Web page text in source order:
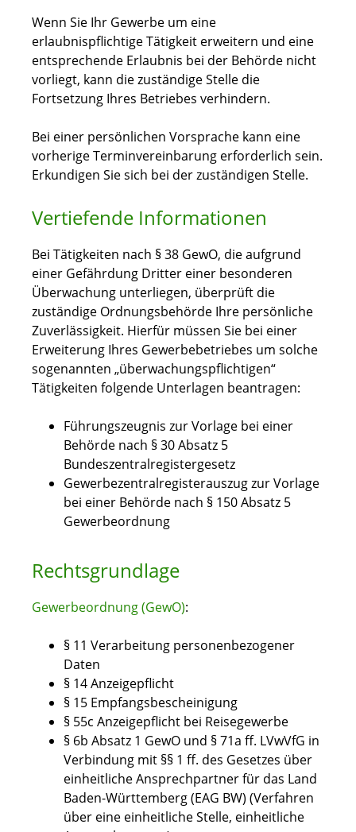
Wenn Sie Ihr Gewerbe um eine
erlaubnispflichtige Tätigkeit erweitern und eine
entsprechende Erlaubnis bei der Behörde nicht
vorliegt, kann die zuständige Stelle die
Fortsetzung Ihres Betriebes verhindern.
Bei einer persönlichen Vorsprache kann eine
vorherige Terminvereinbarung erforderlich sein.
Erkundigen Sie sich bei der zuständigen Stelle.
Vertiefende Informationen
Bei Tätigkeiten nach § 38 GewO, die aufgrund
einer Gefährdung Dritter einer besonderen
Überwachung unterliegen, überprüft die
zuständige Ordnungsbehörde Ihre persönliche
Zuverlässigkeit. Hierfür müssen Sie bei einer
Erweiterung Ihres Gewerbebetriebes um solche
sogenannten „überwachungspflichtigen“
Tätigkeiten folgende Unterlagen beantragen:
Führungszeugnis zur Vorlage bei einer
Behörde nach § 30 Absatz 5
Bundeszentralregistergesetz
Gewerbezentralregisterauszug zur Vorlage
bei einer Behörde nach § 150 Absatz 5
Gewerbeordnung
Rechtsgrundlage
Gewerbeordnung (GewO):
§ 11 Verarbeitung personenbezogener
Daten
§ 14 Anzeigepflicht
§ 15 Empfangsbescheinigung
§ 55c Anzeigepflicht bei Reisegewerbe
§ 6b Absatz 1 GewO und § 71a ff. LVwVfG in
Verbindung mit §§ 1 ff. des Gesetzes über
einheitliche Ansprechpartner für das Land
Baden-Württemberg (EAG BW) (Verfahren
über eine einheitliche Stelle, einheitliche